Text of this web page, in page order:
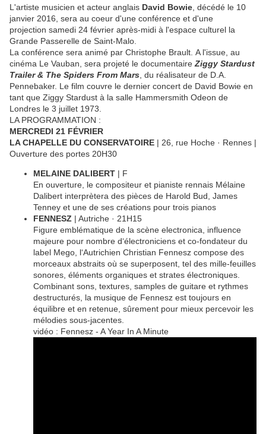
L'artiste musicien et acteur anglais David Bowie , décédé le 10
janvier 2016, sera au coeur d'une conférence et d'une
projection samedi 24 février après-midi à l'espace culturel la
Grande Passerelle de Saint-Malo.
La conférence sera animé par Christophe Brault. A l'issue, au
cinéma Le Vauban, sera projeté le documentaire Ziggy Stardust
Trailer & The Spiders From Mars , du réalisateur de D.A.
Pennebaker. Le film couvre le dernier concert de David Bowie en
tant que Ziggy Stardust à la salle Hammersmith Odeon de
Londres le 3 juillet 1973.
LA PROGRAMMATION :
MERCREDI 21 FÉVRIER
LA CHAPELLE DU CONSERVATOIRE | 26, rue Hoche · Rennes |
Ouverture des portes 20H30
MELAINE DALIBERT | F
En ouverture, le compositeur et pianiste rennais Mélaine
Dalibert interprètera des pièces de Harold Bud, James
Tenney et une de ses créations pour trois pianos
FENNESZ | Autriche · 21H15
Figure emblématique de la scène electronica, influence
majeure pour nombre d‘électroniciens et co-fondateur du
label Mego, l‘Autrichien Christian Fennesz compose des
morceaux abstraits où se superposent, tel des mille-feuilles
sonores, éléments organiques et strates électroniques.
Combinant sons, textures, samples de guitare et rythmes
destructurés, la musique de Fennesz est toujours en
équilibre et en retenue, sûrement pour mieux percevoir les
mélodies sous-jacentes.
vidéo : Fennesz - A Year In A Minute